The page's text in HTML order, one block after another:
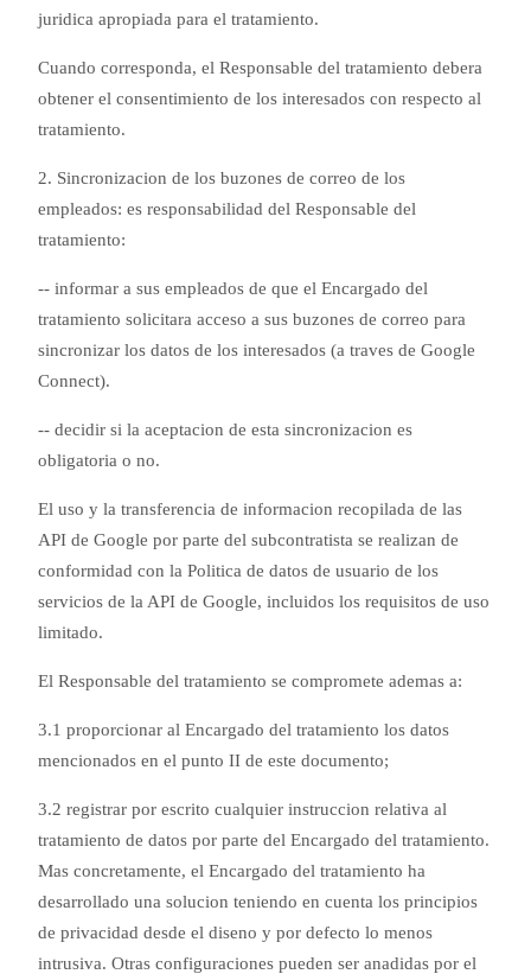
juridica apropiada para el tratamiento.
Cuando corresponda, el Responsable del tratamiento debera
obtener el consentimiento de los interesados con respecto al
tratamiento.
2. Sincronizacion de los buzones de correo de los
empleados: es responsabilidad del Responsable del
tratamiento:
-- informar a sus empleados de que el Encargado del
tratamiento solicitara acceso a sus buzones de correo para
sincronizar los datos de los interesados (a traves de Google
Connect).
-- decidir si la aceptacion de esta sincronizacion es
obligatoria o no.
El uso y la transferencia de informacion recopilada de las
API de Google por parte del subcontratista se realizan de
conformidad con la Politica de datos de usuario de los
servicios de la API de Google, incluidos los requisitos de uso
limitado.
El Responsable del tratamiento se compromete ademas a:
3.1 proporcionar al Encargado del tratamiento los datos
mencionados en el punto II de este documento;
3.2 registrar por escrito cualquier instruccion relativa al
tratamiento de datos por parte del Encargado del tratamiento.
Mas concretamente, el Encargado del tratamiento ha
desarrollado una solucion teniendo en cuenta los principios
de privacidad desde el diseno y por defecto lo menos
intrusiva. Otras configuraciones pueden ser anadidas por el